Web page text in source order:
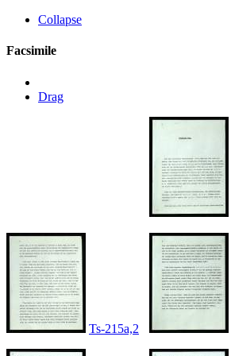
Collapse
Facsimile
Drag
Ts-215a,2